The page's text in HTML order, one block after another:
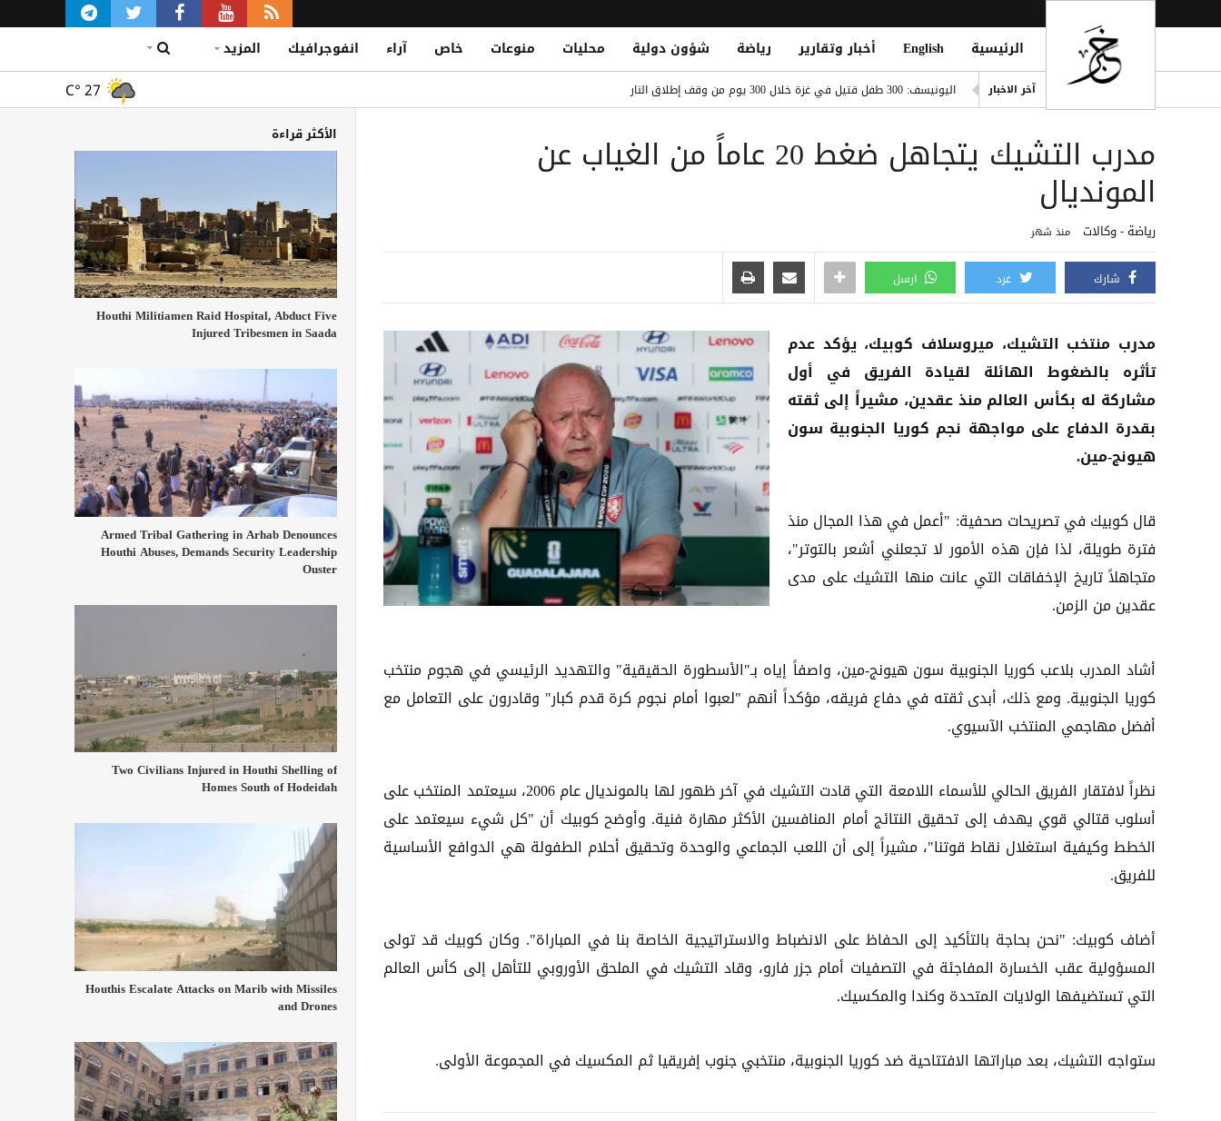
الرئيسية English أخبار وتقارير رياضة شؤون دولية محليات منوعات خاص آراء انفوجرافيك المزيد
آخر الاخبار
اليونيسف: 300 طفل قتيل في غزة خلال 300 يوم من وقف إطلاق النار
Yemeni National Fatally Stabbed in Somali Mosque During Friday Prayers
Cloudflare تطلق Kitesurf: متصفح خفيف للوكلاء الأذكياء
C° 27
مدرب التشيك يتجاهل ضغط 20 عاماً من الغياب عن
المونديال
رياضة - وكالات منذ شهر
شارك غرد ارسل
مدرب منتخب التشيك، ميروسلاف كوبيك، يؤكد عدم
تأثره بالضغوط الهائلة لقيادة الفريق في أول
مشاركة له بكأس العالم منذ عقدين، مشيراً إلى ثقته
بقدرة الدفاع على مواجهة نجم كوريا الجنوبية سون
هيونج-مين.
قال كوبيك في تصريحات صحفية: "أعمل في هذا المجال منذ
فترة طويلة، لذا فإن هذه الأمور لا تجعلني أشعر بالتوتر"،
متجاهلاً تاريخ الإخفاقات التي عانت منها التشيك على مدى
عقدين من الزمن.
أشاد المدرب بلاعب كوريا الجنوبية سون هيونج-مين، واصفاً إياه بـ"الأسطورة الحقيقية" والتهديد الرئيسي في هجوم منتخب
كوريا الجنوبية. ومع ذلك، أبدى ثقته في دفاع فريقه، مؤكداً أنهم "لعبوا أمام نجوم كرة قدم كبار" وقادرون على التعامل مع
أفضل مهاجمي المنتخب الآسيوي.
نظراً لافتقار الفريق الحالي للأسماء اللامعة التي قادت التشيك في آخر ظهور لها بالمونديال عام 2006، سيعتمد المنتخب على
أسلوب قتالي قوي يهدف إلى تحقيق النتائج أمام المنافسين الأكثر مهارة فنية. وأوضح كوبيك أن "كل شيء سيعتمد على
الخطط وكيفية استغلال نقاط قوتنا"، مشيراً إلى أن اللعب الجماعي والوحدة وتحقيق أحلام الطفولة هي الدوافع الأساسية
للفريق.
أضاف كوبيك: "نحن بحاجة بالتأكيد إلى الحفاظ على الانضباط والاستراتيجية الخاصة بنا في المباراة". وكان كوبيك قد تولى
المسؤولية عقب الخسارة المفاجئة في التصفيات أمام جزر فارو، وقاد التشيك في الملحق الأوروبي للتأهل إلى كأس العالم
التي تستضيفها الولايات المتحدة وكندا والمكسيك.
ستواجه التشيك، بعد مباراتها الافتتاحية ضد كوريا الجنوبية، منتخبي جنوب إفريقيا ثم المكسيك في المجموعة الأولى.
الأكثر قراءة
Houthi Militiamen Raid Hospital, Abduct Five
Injured Tribesmen in Saada
Armed Tribal Gathering in Arhab Denounces
Houthi Abuses, Demands Security Leadership
Ouster
Two Civilians Injured in Houthi Shelling of
Homes South of Hodeidah
Houthis Escalate Attacks on Marib with Missiles
and Drones